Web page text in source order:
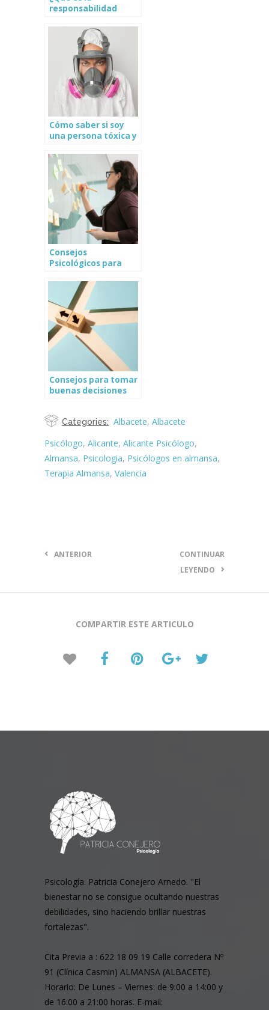
responsabilidad
mejorarla?
Cómo saber si soy
una persona tóxica y
Consejos
Psicológicos para
Consejos para tomar
buenas decisiones
Categories: Albacete, Albacete
Psicólogo, Alicante, Alicante Psicólogo,
Almansa, Psicologia, Psicólogos en almansa,
Terapia Almansa, Valencia
ANTERIOR
CONTINUAR
LEYENDO
COMPARTIR ESTE ARTICULO
Psicología. Patricia Conejero Arnedo. "El
bienestar no se consigue ocultando nuestras
debilidades, sino haciendo brillar nuestras
fortalezas".
Cita Previa a : 622 18 09 19 Calle corredera Nº
91 (Clínica Casmin) ALMANSA (ALBACETE).
Horario: De Lunes – Viernes: de 9:00 a 14:00 y
de 16:00 a 21:00 horas. E-mail: